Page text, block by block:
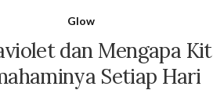
Glow
dan Mengapa
Setiap Hari